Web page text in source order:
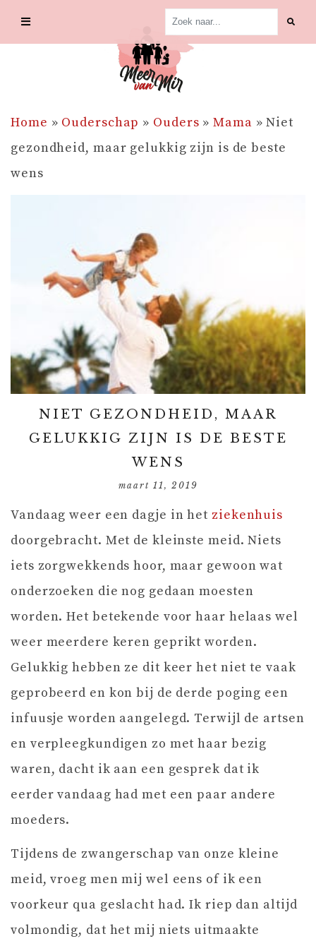
Home » Ouderschap » Ouders »Mama »Niet
gezondheid, maar gelukkig zijn is de beste
wens
NIET GEZONDHEID, MAAR
GELUKKIG ZIJN IS DE BESTE
WENS
maart 11, 2019
Vandaag weer een dagje in het ziekenhuis
doorgebracht. Met de kleinste meid. Niets
iets zorgwekkends hoor, maar gewoon wat
onderzoeken die nog gedaan moesten
worden. Het betekende voor haar helaas wel
weer meerdere keren geprikt worden.
Gelukkig hebben ze dit keer het niet te vaak
geprobeerd en kon bij de derde poging een
infuusje worden aangelegd. Terwijl de artsen
en verpleegkundigen zo met haar bezig
waren, dacht ik aan een gesprek dat ik
eerder vandaag had met een paar andere
moeders.
Tijdens de zwangerschap van onze kleine
meid, vroeg men mij wel eens of ik een
voorkeur qua geslacht had. Ik riep dan altijd
volmondig, dat het mij niets uitmaakte